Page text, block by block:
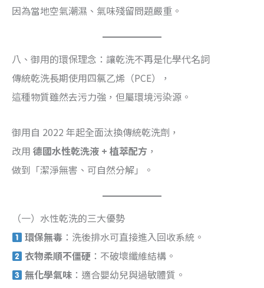
因為當地空氣潮濕、氣味殘留問題嚴重。
八、御用的環保理念：讓乾洗不再是化學代名詞
傳統乾洗長期使用四氯乙烯（PCE），
這種物質雖然去污力強，但屬環境污染源。
御用自 2022 年起全面汰換傳統乾洗劑，
改用 德國水性乾洗液 + 植萃配方 ，
做到「潔淨無害、可自然分解」。
（一）水性乾洗的三大優勢
環保無毒 ：洗後排水可直接進入回收系統。
衣物柔順不僵硬 ：不破壞纖維結構。
無化學氣味 ：適合嬰幼兒與過敏體質。